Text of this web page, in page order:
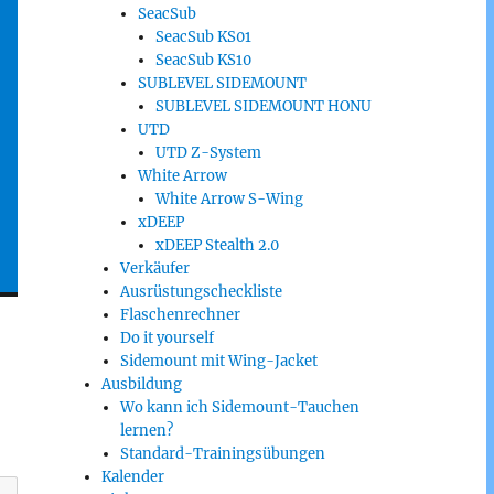
SeacSub
SeacSub KS01
SeacSub KS10
SUBLEVEL SIDEMOUNT
SUBLEVEL SIDEMOUNT HONU
UTD
UTD Z-System
White Arrow
White Arrow S-Wing
xDEEP
xDEEP Stealth 2.0
Verkäufer
Ausrüstungscheckliste
Flaschenrechner
Do it yourself
Sidemount mit Wing-Jacket
Ausbildung
Wo kann ich Sidemount-Tauchen
lernen?
Standard-Trainingsübungen
Kalender